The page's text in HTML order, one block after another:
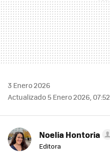
3 Enero 2026
Actualizado 5 Enero 2026, 07:52
Noelia Hontoria
Editora